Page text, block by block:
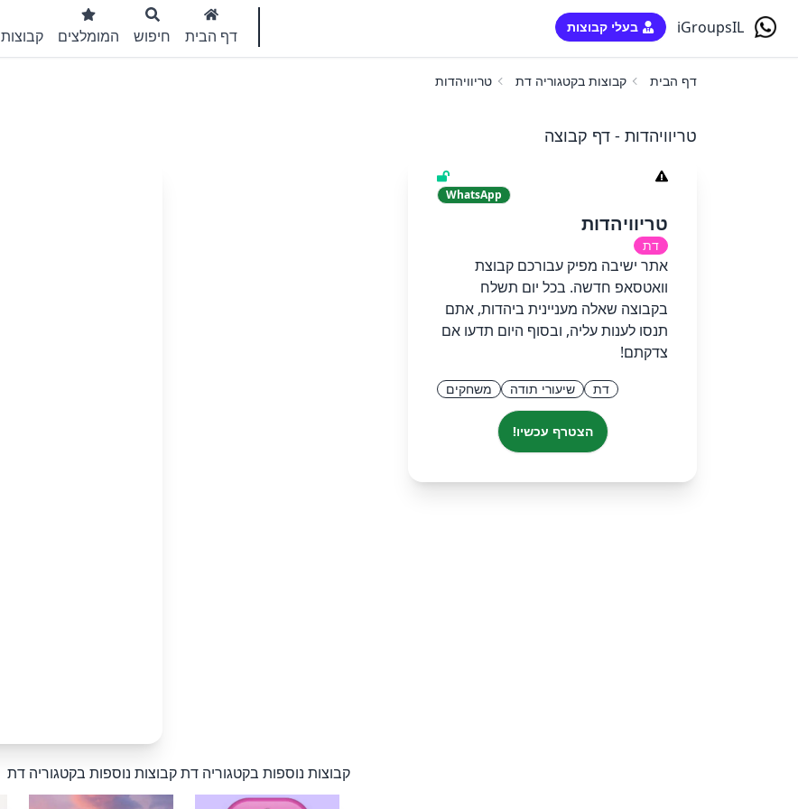
iGroupsIL בעלי קבוצות דף הבית חיפוש המומלצים קבוצות WhatsApp
דף הבית קבוצות בקטגוריה דת טריוויהדות
טריוויהדות - דף קבוצה
WhatsApp
טריוויהדות
דת
אתר ישיבה מפיק עבורכם קבוצת
וואטסאפ חדשה. בכל יום תשלח
בקבוצה שאלה מעניינית ביהדות, אתם
תנסו לענות עליה, ובסוף היום תדעו אם
צדקתם!
דת שיעורי תודה משחקים
הצטרף עכשיו!
קבוצות נוספות בקטגוריה דתקבוצות נוספות בקטגוריה דת